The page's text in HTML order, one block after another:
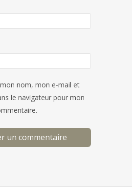
nom, mon e-mail et
le navigateur pour mon